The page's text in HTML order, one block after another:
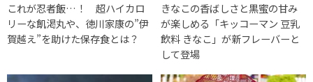
これが忍者飯…！ 超ハイカロ
リーな飢渇丸や、徳川家康の”伊
賀越え”を助けた保存食とは？
きなこの香ばしさと黒蜜の甘み
が楽しめる「キッコーマン 豆乳
飲料 きなこ」が新フレーバーと
して登場